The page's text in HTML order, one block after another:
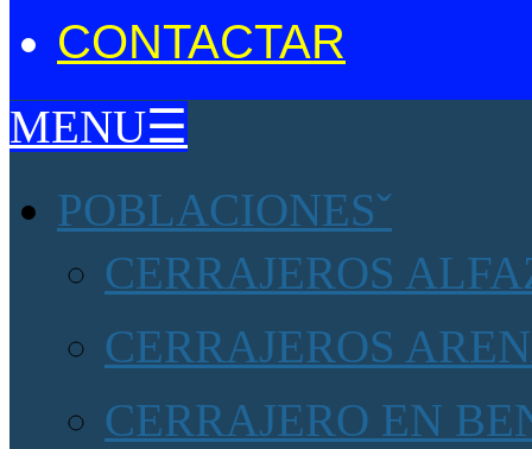
CONTACTAR
MENU☰
POBLACIONES
CERRAJEROS
CERRAJEROS
CERRAJERO EN